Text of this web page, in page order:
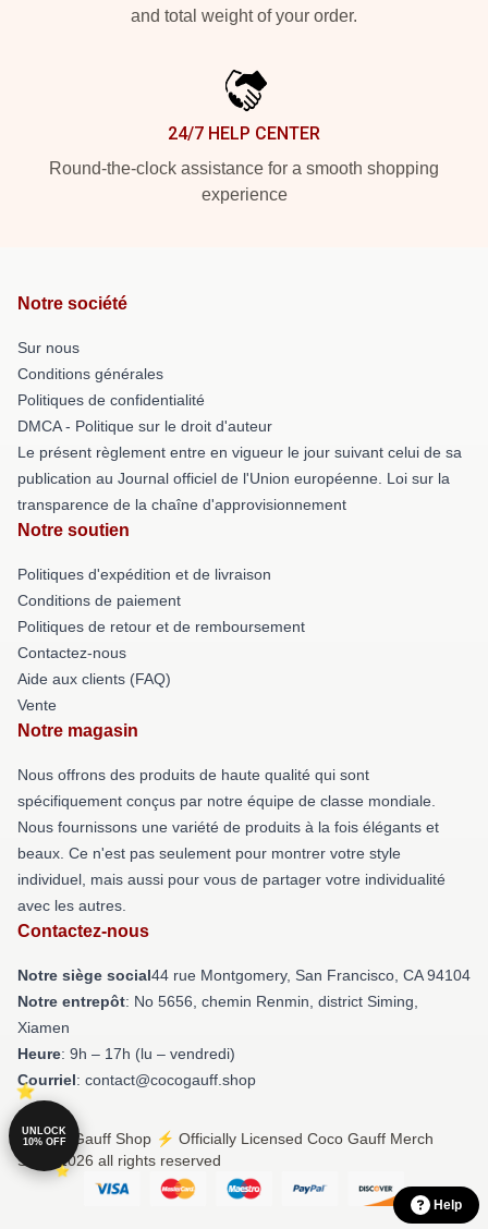
and total weight of your order.
24/7 HELP CENTER
Round-the-clock assistance for a smooth shopping
experience
Notre société
Sur nous
Conditions générales
Politiques de confidentialité
DMCA - Politique sur le droit d'auteur
Le présent règlement entre en vigueur le jour suivant celui de sa
publication au Journal officiel de l'Union européenne. Loi sur la
transparence de la chaîne d'approvisionnement
Notre soutien
Politiques d'expédition et de livraison
Conditions de paiement
Politiques de retour et de remboursement
Contactez-nous
Aide aux clients (FAQ)
Vente
Notre magasin
Nous offrons des produits de haute qualité qui sont
spécifiquement conçus par notre équipe de classe mondiale.
Nous fournissons une variété de produits à la fois élégants et
beaux. Ce n'est pas seulement pour montrer votre style
individuel, mais aussi pour vous de partager votre individualité
avec les autres.
Contactez-nous
Notre siège social44 rue Montgomery, San Francisco, CA 94104
Notre entrepôt: No 5656, chemin Renmin, district Siming,
Xiamen
Heure: 9h – 17h (lu – vendredi)
Courriel: contact@cocogauff.shop
© Coco Gauff Shop ⚡️ Officially Licensed Coco Gauff Merch
Store 2026 all rights reserved
Help
UNLOCK
10% OFF